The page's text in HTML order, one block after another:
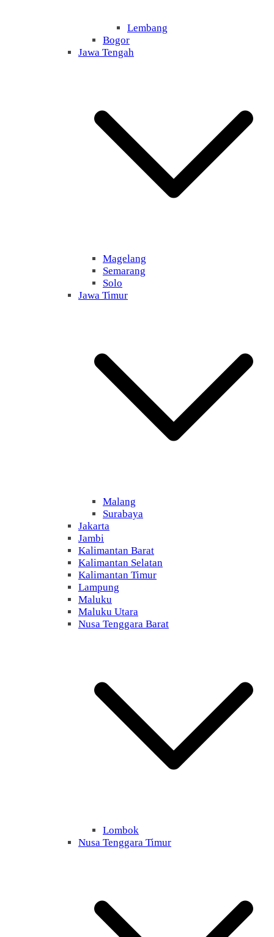
Lembang
Bogor
Jawa Tengah
Magelang
Semarang
Solo
Jawa Timur
Malang
Surabaya
Jakarta
Jambi
Kalimantan Barat
Kalimantan Selatan
Kalimantan Timur
Lampung
Maluku
Maluku Utara
Nusa Tenggara Barat
Lombok
Nusa Tenggara Timur